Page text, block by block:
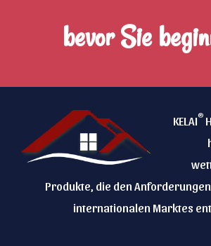
bevor Sie
KELAI®
Produkte, die den
internationalen Marktes